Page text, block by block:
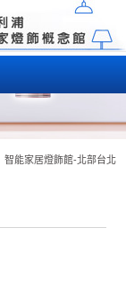
智能家居燈飾館-北部台北